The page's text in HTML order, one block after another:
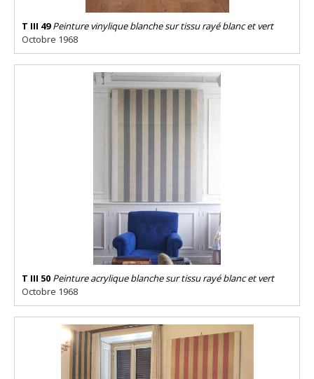
T III 49 Peinture vinylique blanche sur tissu rayé blanc et vert
Octobre 1968
T III 50 Peinture acrylique blanche sur tissu rayé blanc et vert
Octobre 1968